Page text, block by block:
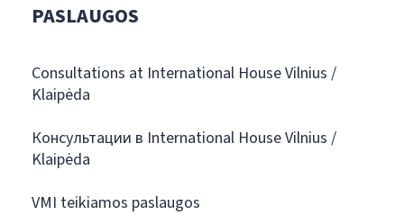
PASLAUGOS
Consultations at International House Vilnius /
Klaipėda
Консультации в International House Vilnius /
Klaipėda
VMI teikiamos paslaugos